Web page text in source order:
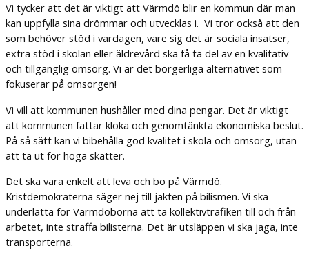
Vi tycker att det är viktigt att Värmdö blir en kommun där man
kan uppfylla sina drömmar och utvecklas i. Vi tror också att den
som behöver stöd i vardagen, vare sig det är sociala insatser,
extra stöd i skolan eller äldrevård ska få ta del av en kvalitativ
och tillgänglig omsorg. Vi är det borgerliga alternativet som
fokuserar på omsorgen!
Vi vill att kommunen hushåller med dina pengar. Det är viktigt
att kommunen fattar kloka och genomtänkta ekonomiska beslut.
På så sätt kan vi bibehålla god kvalitet i skola och omsorg, utan
att ta ut för höga skatter.
Det ska vara enkelt att leva och bo på Värmdö.
Kristdemokraterna säger nej till jakten på bilismen. Vi ska
underlätta för Värmdöborna att ta kollektivtrafiken till och från
arbetet, inte straffa bilisterna. Det är utsläppen vi ska jaga, inte
transporterna.